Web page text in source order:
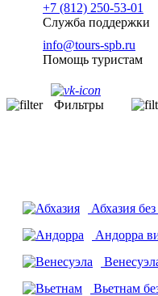
+7 (812) 250-53-01
Служба поддержки
info@tours-spb.ru
Помощь туристам
Фильтры
Абхазия
Андорра
Вьетнам